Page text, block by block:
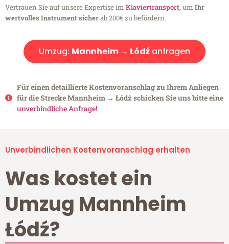
Vertrauen Sie auf unsere Expertise im Klaviertransport, um Ihr
wertvolles Instrument sicherab 200€ zu befördern.
Umzug: Mannheim → Łódź anfragen
Für einen detaillierte Kostenvoranschlag zu Ihrem Anliegen
für die Strecke Mannheim → Łódź schicken Sie uns bitte eine
unverbindliche Anfrage!
Unverbindlichen Kostenvoranschlag erhalten
Was kostet ein
Umzug Mannheim
Łódź?